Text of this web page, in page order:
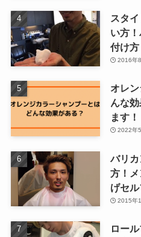
スタ
い方
付け方
2016年
オレ
んな
ます！
2022年
バリ
方！
げセ
2015年
ロー